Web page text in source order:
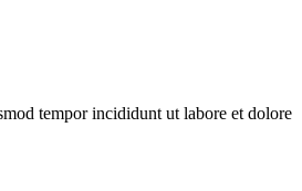
tempor incididunt ut labore et dolore